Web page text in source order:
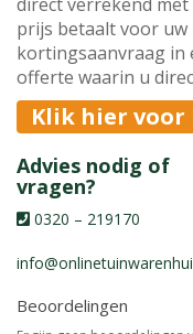
prijs betaalt voor uw
kortingsaanvraag in
offerte waarin u
Klik hier
Advies nodig of
vragen?
0320 – 219170
Beoordelingen